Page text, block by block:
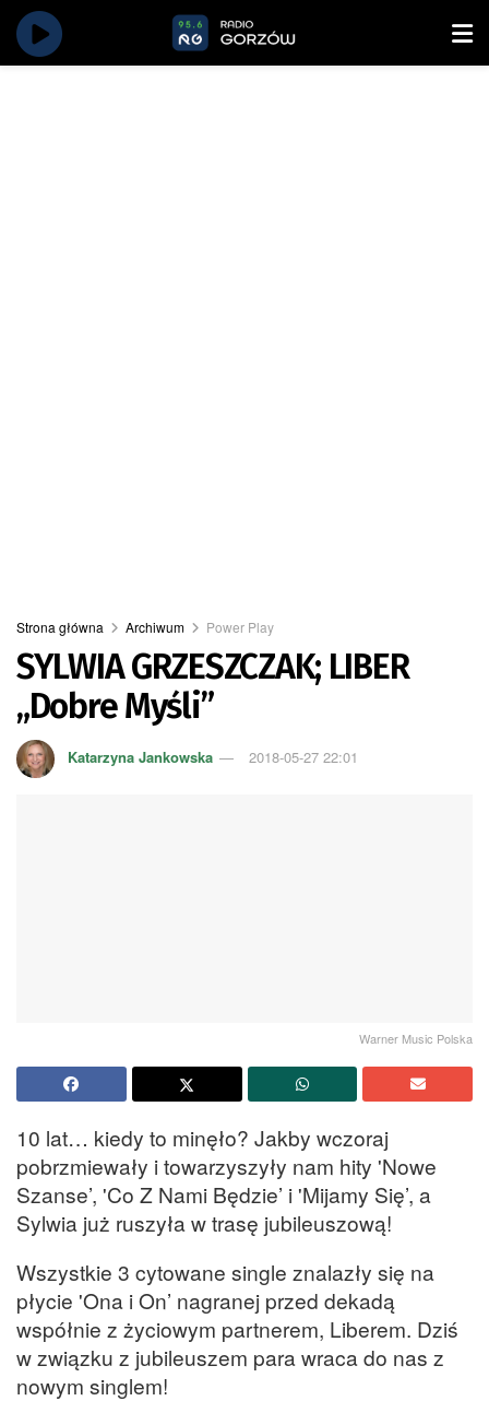
Strona główna Archiwum Power Play
SYLWIA GRZESZCZAK; LIBER
„Dobre Myśli”
Katarzyna Jankowska 2018-05-27 22:01
Warner Music Polska
10 lat… kiedy to minęło? Jakby wczoraj
pobrzmiewały i towarzyszyły nam hity 'Nowe
Szanse’, 'Co Z Nami Będzie’ i 'Mijamy Się’, a
Sylwia już ruszyła w trasę jubileuszową!
Wszystkie 3 cytowane single znalazły się na
płycie 'Ona i On’ nagranej przed dekadą
współnie z życiowym partnerem, Liberem. Dziś
w związku z jubileuszem para wraca do nas z
nowym singlem!